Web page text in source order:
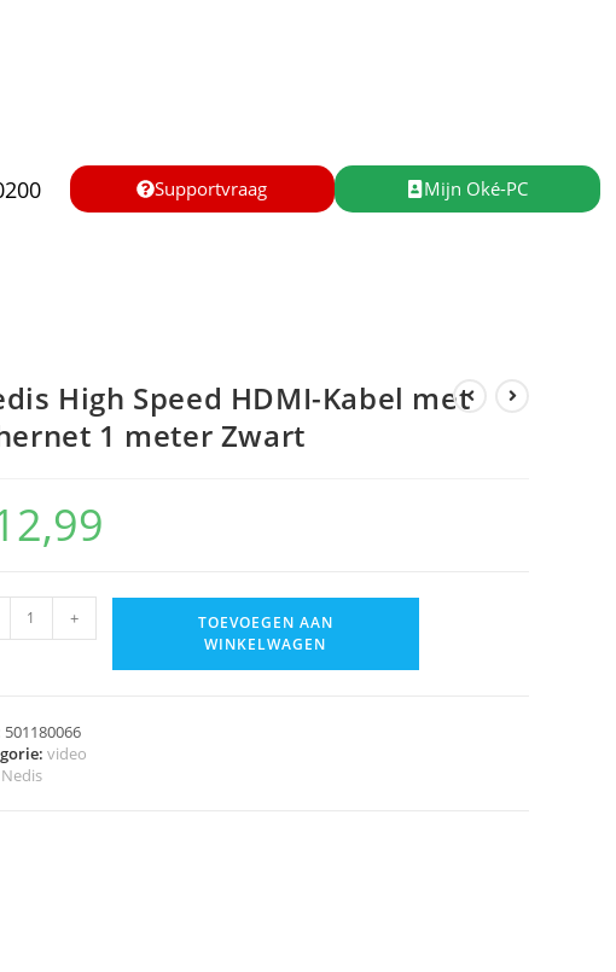
Supportvraag Mijn Oké-PC
High Speed HDMI-Kabel met
1 meter Zwart
+
TOEVOEGEN AAN
WINKELWAGEN
501180066
video
Nedis